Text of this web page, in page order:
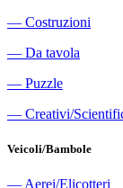
― Costruzioni
― Da tavola
― Puzzle
― Creativi/
Veicoli/Bambole
― Aerei/Elicotteri